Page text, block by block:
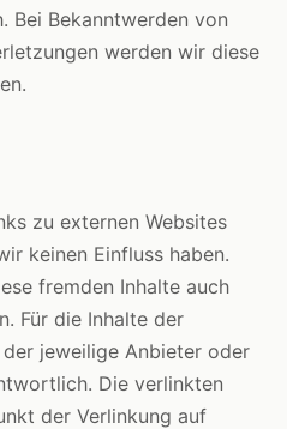
Bei Bekanntwerden von
werden wir diese
zu externen Websites
keinen Einfluss haben.
fremden Inhalte auch
Für die Inhalte der
jeweilige Anbieter oder
Die verlinkten
der Verlinkung auf